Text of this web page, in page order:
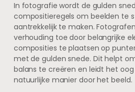
In fotografie wordt de gulden
compositieregels om beelden te
aantrekkelijk te maken.
verhouding toe door belangrijke
composities te plaatsen op
met de gulden snede. Dit helpt
balans te creëren en leidt het oog
natuurlijke manier door het beeld.